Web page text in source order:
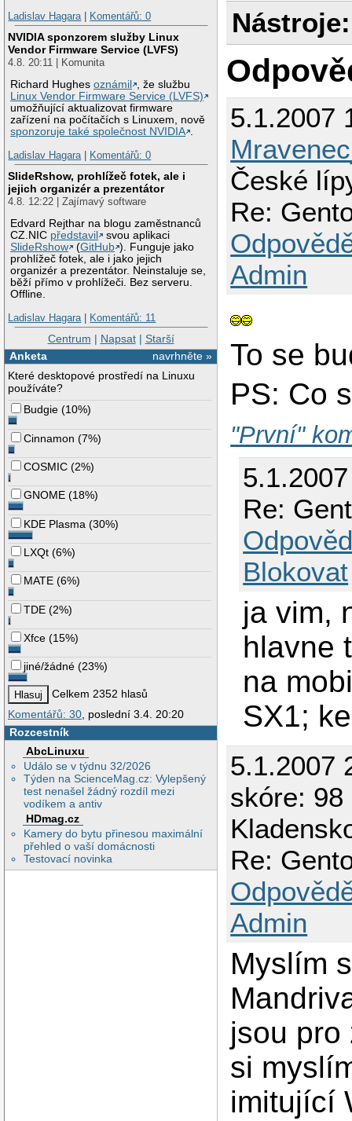
Ladislav Hagara| Komentářů: 0
NVIDIA sponzorem služby Linux
Vendor Firmware Service (LVFS)
4.8. 20:11 | Komunita
Richard Hughesoznámil
, že službu
Linux Vendor Firmware Service (LVFS)
umožňující aktualizovat firmware
zařízení na počítačích s Linuxem, nově
sponzoruje také společnost NVIDIA .
Ladislav Hagara| Komentářů: 0
SlideRshow, prohlížeč fotek, ale i
jejich organizér a prezentátor
4.8. 12:22 | Zajímavý software
Edvard Rejthar na blogu zaměstnanců
CZ.NIC představil
svou aplikaci
SlideRshow
(GitHub ). Funguje jako
prohlížeč fotek, ale i jako jejich
organizér a prezentátor. Neinstaluje se,
běží přímo v prohlížeči. Bez serveru.
Offline.
Ladislav Hagara| Komentářů: 11
Centrum | Napsat| Starší
navrhněte »
Anketa
Které desktopové prostředí na Linuxu
používáte?
Budgie (10%)
Cinnamon (7%)
COSMIC (2%)
GNOME (18%)
KDE Plasma (30%)
LXQt (6%)
MATE (6%)
TDE (2%)
Xfce (15%)
jiné/žádné (23%)
Celkem 2352 hlasů
Komentářů: 30 , poslední 3.4. 20:20
Rozcestník
AbcLinuxu
Událo se v týdnu 32/2026
Týden na ScienceMag.cz: Vylepšený
test nenašel žádný rozdíl mezi
vodíkem a antiv
HDmag.cz
Kamery do bytu přinesou maximální
přehled o vaší domácnosti
Testovací novinka
Nástroje:
5.1.2007
České
Re:
Admin
To se
PS: Co
"První"
Re:
Blokovat
ja vim,
hlavne
na
SX1;
5.1.2007
skóre:
Re:
Admin
Myslím
jsou pro
si
imitující